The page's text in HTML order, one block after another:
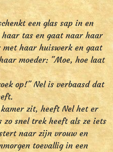
een glas sap in en
tas en gaat naar haar
haar huiswerk en gaat
moeder: "Moe, hoe laat
op!" Nel is verbaasd dat
zit, heeft Nel het er
zo snel trek heeft als ze iets
naar zijn vrouw en
toevallig in een